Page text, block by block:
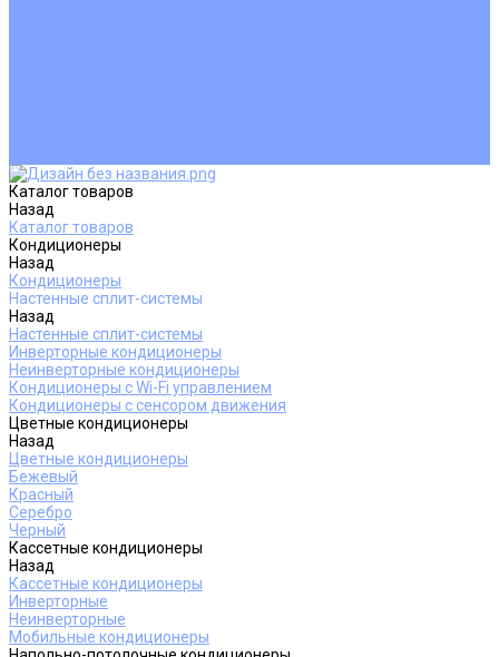
Каталог товаров
Назад
Каталог товаров
Кондиционеры
Назад
Кондиционеры
Настенные сплит-системы
Назад
Настенные сплит-системы
Инверторные кондиционеры
Неинверторные кондиционеры
Кондиционеры с Wi-Fi управлением
Кондиционеры с сенсором движения
Цветные кондиционеры
Назад
Цветные кондиционеры
Бежевый
Красный
Серебро
Черный
Кассетные кондиционеры
Назад
Кассетные кондиционеры
Инверторные
Неинверторные
Мобильные кондиционеры